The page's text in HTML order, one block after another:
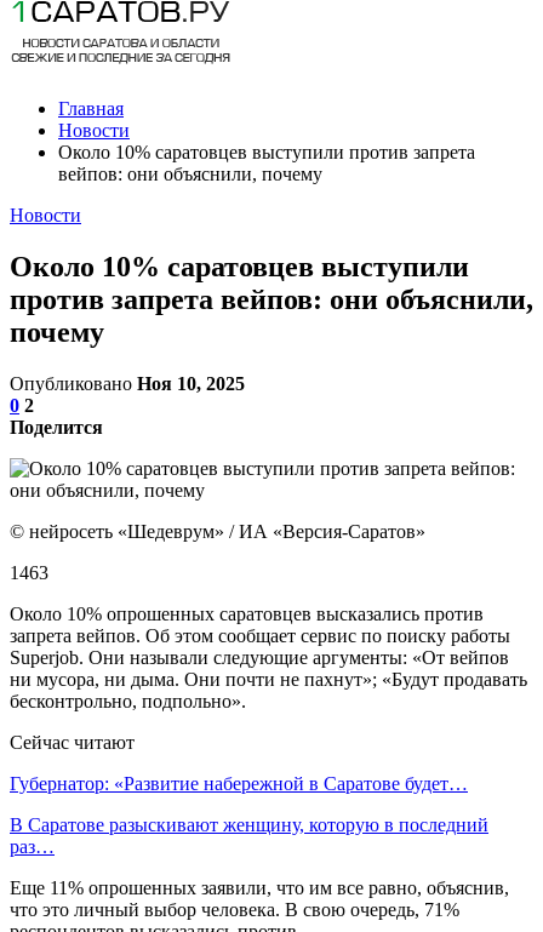
Главная
Новости
Около 10% саратовцев выступили против запрета
вейпов: они объяснили, почему
Новости
Около 10% саратовцев выступили
против запрета вейпов: они объяснили,
почему
Опубликовано Ноя 10, 2025
0 2
Поделится
© нейросеть «Шедеврум» / ИА «Версия-Саратов»
1463
Около 10% опрошенных саратовцев высказались против
запрета вейпов. Об этом сообщает сервис по поиску работы
Superjob. Они называли следующие аргументы: «От вейпов
ни мусора, ни дыма. Они почти не пахнут»; «Будут продавать
бесконтрольно, подпольно».
Сейчас читают
Губернатор: «Развитие набережной в Саратове будет…
В Саратове разыскивают женщину, которую в последний
раз…
Еще 11% опрошенных заявили, что им все равно, объяснив,
что это личный выбор человека. В свою очередь, 71%